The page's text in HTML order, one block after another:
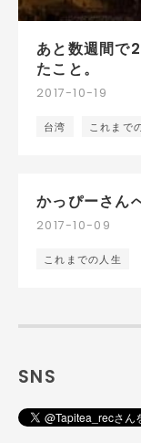
2017-10-19
あと数週間で
たこと。
台湾 これまで
2017-10-09
かっぴーさん
これまでの人生
SNS